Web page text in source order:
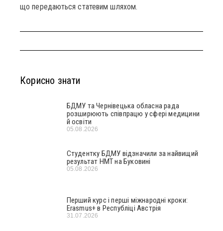
що передаються статевим шляхом.
Корисно знати
БДМУ та Чернівецька обласна рада
розширюють співпрацю у сфері медицини
й освіти
05.08.2026
Студентку БДМУ відзначили за найвищий
результат НМТ на Буковині
05.08.2026
Перший курс і перші міжнародні кроки:
Erasmus+ в Республіці Австрія
31.07.2026